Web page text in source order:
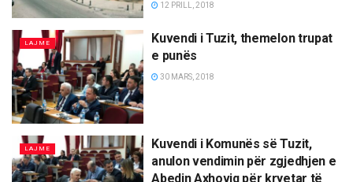
12 PRILL, 2018
LAJME
Kuvendi i Tuzit, themelon trupat
e punës
30 MARS, 2018
LAJME
Kuvendi i Komunës së Tuzit,
anulon vendimin për zgjedhjen e
Abedin Axhoviq për kryetar të